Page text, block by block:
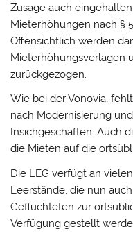
Zusage auch
Mieterhöhungen nach §
Offensichtlich werden
Mieterhöhungsverlagen
zurückgezogen.
Wie bei der Vonovia,
nach Modernisierung
Insichgeschäften. Auch
die Mieten auf die
Die LEG verfügt an
Leerstände, die nun
Geflüchteten zur
Verfügung gestellt